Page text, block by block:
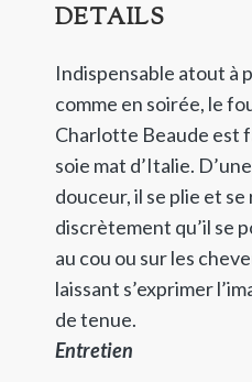
DETAILS
Indispensable atout à
comme en soirée, le
Charlotte Beaude est
soie mat d’Italie.
douceur, il se plie et se
discrètement qu’il se
au cou ou sur les
laissant s’exprimer
de tenue.
Entretien